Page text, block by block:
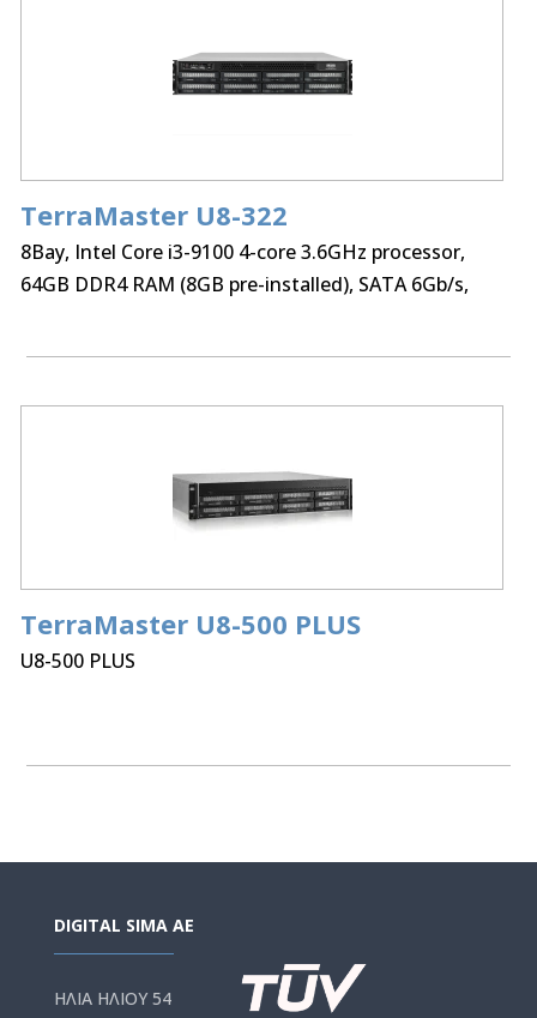
TerraMaster U8-322
8Bay, Intel Core i3-9100 4-core 3.6GHz processor,
64GB DDR4 RAM (8GB pre-installed), SATA 6Gb/s,
TerraMaster U8-500 PLUS
U8-500 PLUS
Threads
DIGITAL SIMA AE
ΗΛΙΑ ΗΛΙΟΥ 54